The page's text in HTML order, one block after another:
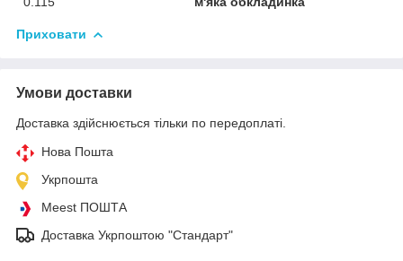
Приховати
Умови доставки
Доставка здійснюється тільки по передоплаті.
Нова Пошта
Укрпошта
Meest ПОШТА
Доставка Укрпоштою "Стандарт"